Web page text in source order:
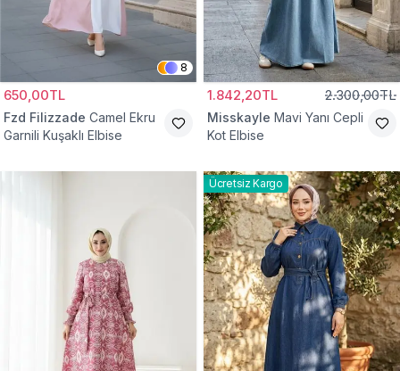
8
650,00TL
Fzd Filizzade Camel Ekru
Garnili Kuşaklı Elbise
1.842,20TL 2.300,00TL
Misskayle Mavi Yanı Cepli
Kot Elbise
Ücretsiz Kargo